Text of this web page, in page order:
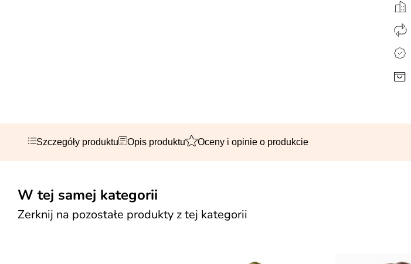
Szczegóły produktu Opis produktu Oceny i opinie o produkcie
W tej samej kategorii
Zerknij na pozostałe produkty z tej kategorii